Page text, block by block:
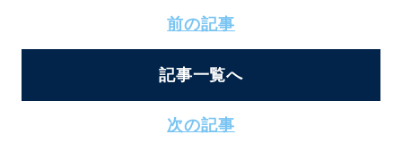
前の記事
記事一覧へ
次の記事